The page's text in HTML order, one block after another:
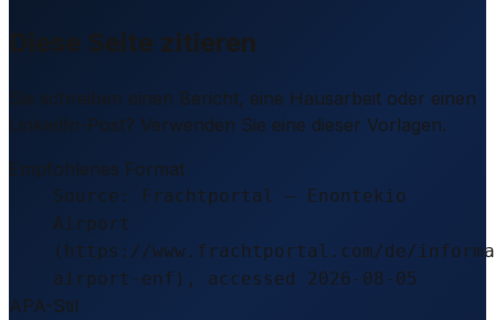
Diese Seite zitieren
Sie schreiben einen Bericht, eine Hausarbeit oder einen
LinkedIn-Post? Verwenden Sie eine dieser Vorlagen.
Empfohlenes Format
Source: Frachtportal – Enontekio
Airport
(https://www.frachtportal.com/de/
airport-enf), accessed 2026-08-05
APA-Stil